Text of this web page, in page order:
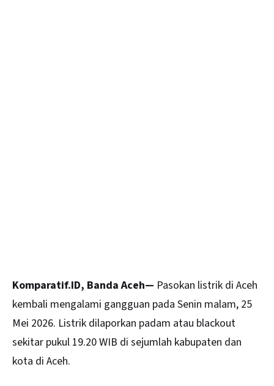
Komparatif.ID, Banda Aceh— Pasokan listrik di Aceh
kembali mengalami gangguan pada Senin malam, 25
Mei 2026. Listrik dilaporkan padam atau blackout
sekitar pukul 19.20 WIB di sejumlah kabupaten dan
kota di Aceh.